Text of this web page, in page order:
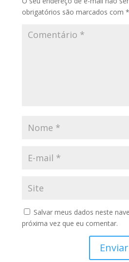
obrigatórios são marcados com *
Salvar meus dados neste
próxima vez que eu comentar.